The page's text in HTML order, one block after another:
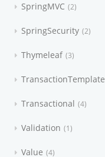
SpringMVC 2
SpringSecurity 2
Thymeleaf 3
TransactionTemplate
Transactional 4
Validation 1
Value 4